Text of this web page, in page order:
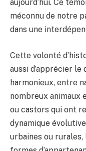
aujourd’hui. Ce
méconnu de notre
dans une
Cette volonté
aussi d’apprécier
harmonieux, entre
nombreux animaux
ou castors qui ont
dynamique
urbaines ou rurales,